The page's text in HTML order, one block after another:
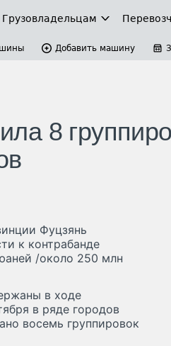
Грузовладельцам
Добавить машину
8
Фуцзянь
к контрабанде
/около 250 млн
в ходе
в ряде городов
восемь группировок